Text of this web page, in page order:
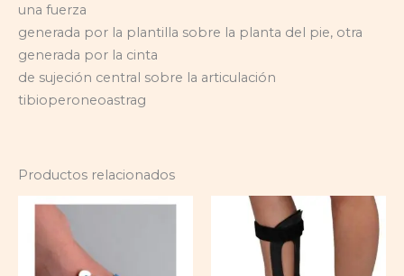
una fuerza
generada por la plantilla sobre la planta del pie, otra
generada por la cinta
de sujeción central sobre la articulación
tibioperoneoastrag
Productos relacionados